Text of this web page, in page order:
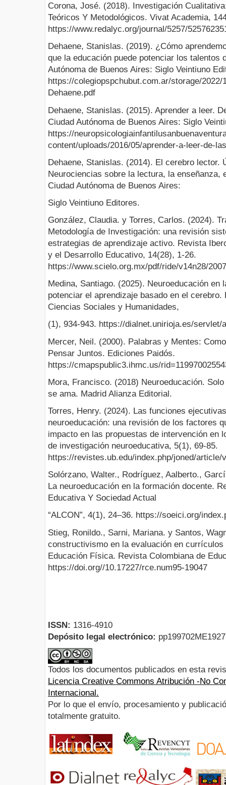
Corona, José. (2018). Investigación
Teóricos Y Metodológicos. Vivat Academia,
https://www.redalyc.org/journal/5257/
Dehaene, Stanislas. (2019). ¿Cómo
que la educación puede potenciar los talentos
Autónoma de Buenos Aires: Siglo Veintiuno
https://colegiopspchubut.com.ar/storage/
Dehaene.pdf
Dehaene, Stanislas. (2015). Aprender a leer.
Ciudad Autónoma de Buenos Aires: Siglo
https://
content/uploads/2016/05/aprender-a-leer-de-
Dehaene, Stanislas. (2014). El cerebro lector.
Neurociencias sobre la lectura, la enseñanza,
Ciudad Autónoma de Buenos Aires:
Siglo Veintiuno Editores.
González, Claudia. y Torres, Carlos. (2024).
Metodología de Investigación: una revisión
estrategias de aprendizaje activo. Revista
y el Desarrollo Educativo, 14(28), 1-26.
https://www.scielo.org.mx/pdf/ride/v14n28/
Medina, Santiago. (2025). Neuroeducación en
potenciar el aprendizaje basado en el
Ciencias Sociales y Humanidades,
(1), 934-943. https://dialnet.unirioja.es/servlet/
Mercer, Neil. (2000). Palabras y Mentes:
Pensar Juntos. Ediciones Paidós.
https://cmapspublic3.ihmc.us/
Mora, Francisco. (2018) Neuroeducación.
se ama. Madrid Alianza Editorial.
Torres, Henry. (2024). Las funciones
neuroeducación: una revisión de los factores
impacto en las propuestas de intervención en
de investigación neuroeducativa, 5(1), 69-85.
https://revistes.ub.edu/index.php/joned/article/
Solórzano, Walter., Rodríguez, Aalberto.,
La neuroeducación en la formación docente.
Educativa Y Sociedad Actual
“ALCON”, 4(1), 24–36. https://soeici.org/
Stieg, Ronildo., Sarni, Mariana. y Santos,
constructivismo en la evaluación en currículos
Educación Física. Revista Colombiana de
https://doi.org//10.17227/rce.num95-19047
ISSN: 1316-4910
Depósito legal electrónico:
Todos los documentos publicados en esta
Licencia Creative Commons Atribución -No
Internacional.
Por lo que el envío, procesamiento y
totalmente gratuito.